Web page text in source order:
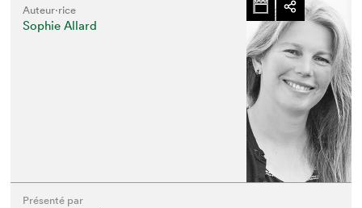
Que cherchez-vous?
Auteur·rice
Sophie Allard
Présenté par